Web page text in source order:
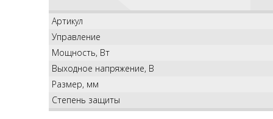
Артикул
Управление
Мощность, Вт
Выходное напряжение, В
Размер, мм
Степень защиты